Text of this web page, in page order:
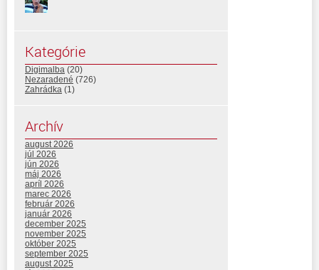
Kategórie
Digimalba (20)
Nezaradené (726)
Zahrádka (1)
Archív
august 2026
júl 2026
jún 2026
máj 2026
apríl 2026
marec 2026
február 2026
január 2026
december 2025
november 2025
október 2025
september 2025
august 2025